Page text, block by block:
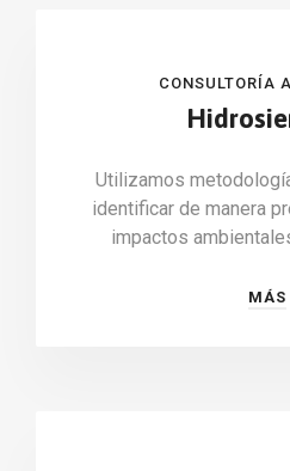
CONSULTORÍA
Utilizamos
identificar de manera
impactos
MÁS